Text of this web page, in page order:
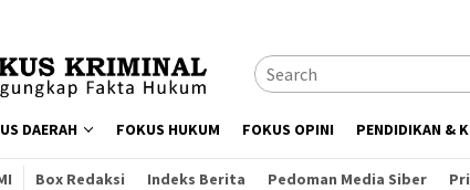
DAERAH FOKUS HUKUM FOKUS OPINI PENDIDIKAN &
Box Redaksi Indeks Berita Pedoman Media Siber